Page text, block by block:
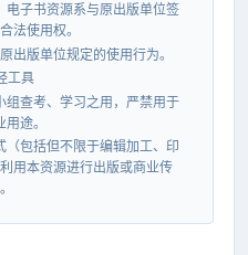
电子书资源系与原出版单位签
法使用权。
出版单位规定的使用行为。
工具
查考、学习之用，严禁用于
途。
包括但不限于编辑加工、印
用本资源进行出版或商业传